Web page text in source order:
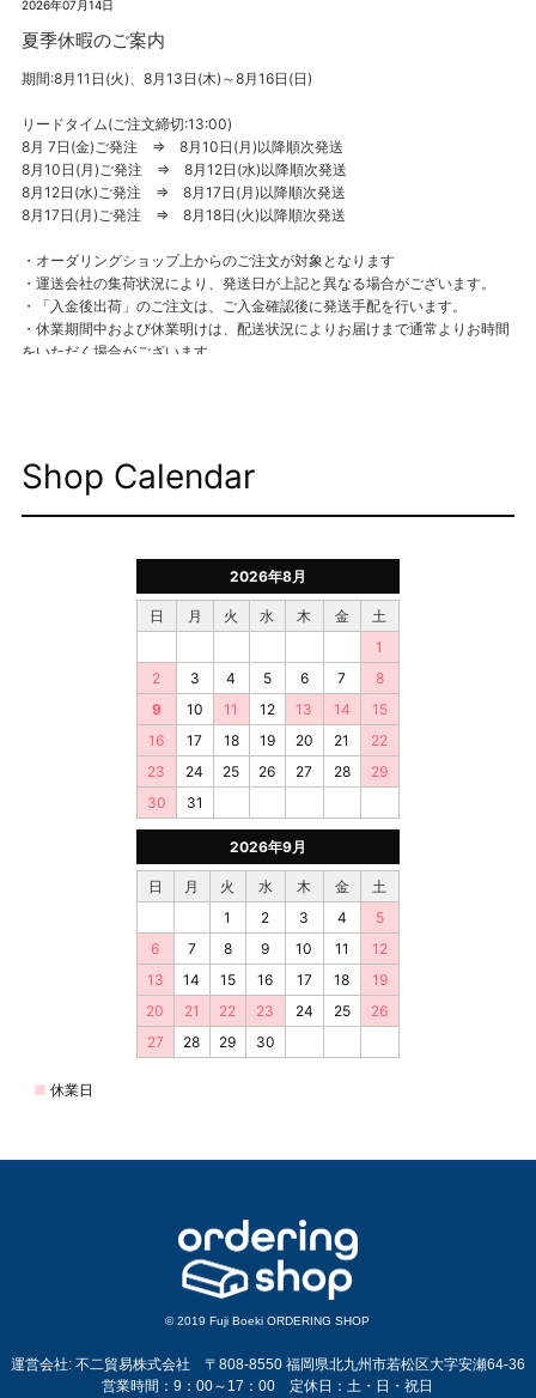
© 2019 Fuji Boeki ORDERING SHOP
運営会社: 不二貿易株式会社 〒808-8550 福岡県北九州市若松区大字安瀬64-36
営業時間：9：00～17：00 定休日：土・日・祝日